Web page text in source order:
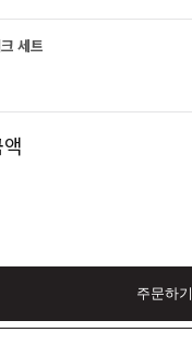
세트
주문하기